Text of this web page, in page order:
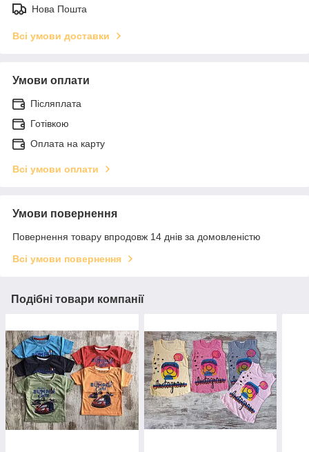
Нова Пошта
Всі умови доставки
Умови оплати
Післяплата
Готівкою
Оплата на карту
Всі умови оплати
Умови повернення
Повернення товару впродовж 14 днів за домовленістю
Всі умови повернення
Подібні товари компанії